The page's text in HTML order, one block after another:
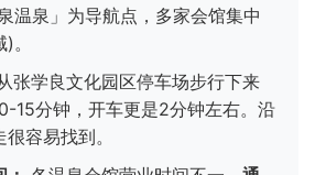
温泉」为导航点，多家会馆集中
。
张学良文化园区停车场步行下来
15分钟，开车更是2分钟左右。沿
容易找到。